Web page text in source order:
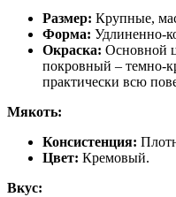
Размер: Крупные,
Форма: Удлиненно-
Окраска: Основной
покровный – темно-
практически всю
Мякоть:
Консистенция:
Цвет: Кремовый.
Вкус: